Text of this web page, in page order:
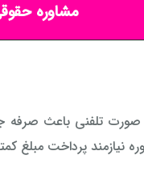
مشاوره
صورت تلفنی باعث
نیازمند پرداخت